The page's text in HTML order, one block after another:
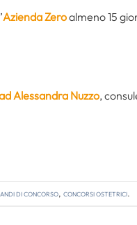
Azienda Zeroalmeno 15
Alessandra Nuzzo,
di concorso, concorsi ostetrici.